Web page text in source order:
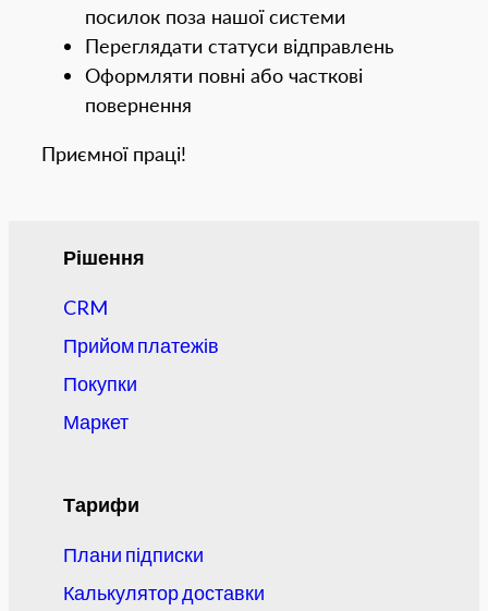
посилок поза нашої системи
Переглядати статуси відправлень
Оформляти повні або часткові
повернення
Приємної праці!
Рішення
CRM
Прийом платежів
Покупки
Маркет
Тарифи
Плани підписки
Калькулятор доставки